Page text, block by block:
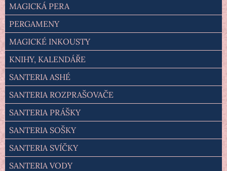
MAGICKÁ PERA
PERGAMENY
MAGICKÉ INKOUSTY
KNIHY, KALENDÁŘE
SANTERIA ASHÉ
SANTERIA ROZPRAŠOVAČE
SANTERIA PRÁŠKY
SANTERIA SOŠKY
SANTERIA SVÍČKY
SANTERIA VODY